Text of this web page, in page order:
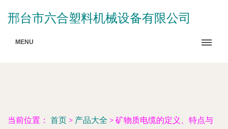
邢台市六合塑料机械设备有限公司
MENU
当前位置： 首页 > 产品大全 > 矿物质电缆的定义、特点与